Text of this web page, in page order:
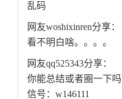
乱码
网友woshixinren分享：
看不明白啥。。。。
网友qq525343分享：
你能总结或者圈一下
信号：w146111